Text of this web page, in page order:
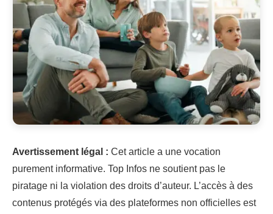
Avertissement légal : Cet article a une vocation
purement informative. Top Infos ne soutient pas le
piratage ni la violation des droits d’auteur. L’accès à des
contenus protégés via des plateformes non officielles est